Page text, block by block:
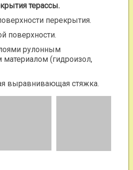
терассы.
перекрытия.
поверхности.
рулонным
(гидроизол,
выравнивающая стяжка.